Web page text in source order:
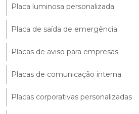
Placa luminosa personalizada
Placa de saída de emergência
Placas de aviso para empresas
Placas de comunicação interna
Placas corporativas personalizadas